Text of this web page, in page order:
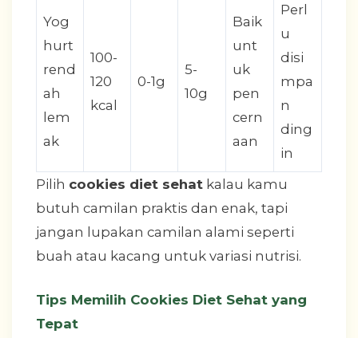
Yog
hurt
rend
ah
lem
ak
100-
120
kcal
0-1g
5-
10g
Baik
unt
uk
pen
cern
aan
Perl
u
disi
mpa
n
ding
in
Pilih cookies diet sehat kalau kamu
butuh camilan praktis dan enak, tapi
jangan lupakan camilan alami seperti
buah atau kacang untuk variasi nutrisi.
Tips Memilih Cookies Diet Sehat yang
Tepat